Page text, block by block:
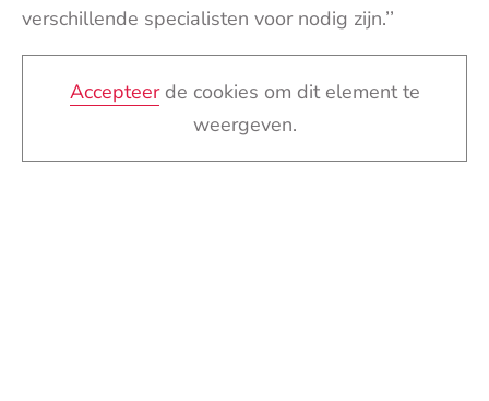
verschillende specialisten voor nodig zijn.’’
Accepteerde cookies om dit element te
weergeven.